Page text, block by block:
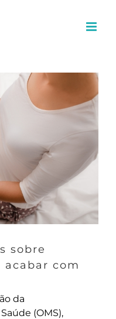
sobre
acabar com
da
(OMS),